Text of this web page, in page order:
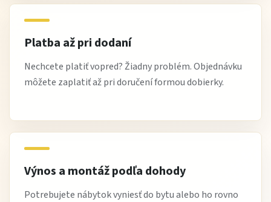
Tip od Žltej Haly
Modulovú kuchynskú linku Sycília odporúčame
plánovať dopredu podľa rozloženia spotrebičov.
praktickú pracovnú zónu presne na mieru vašej
Výhody nákupu na Žltej Hale
Platba až pri dodaní
Nechcete platiť vopred? Žiadny problém. Objednávku
môžete zaplatiť až pri doručení formou dobierky.
Výnos a montáž podľa dohody
Potrebujete nábytok vyniesť do bytu alebo ho rovno